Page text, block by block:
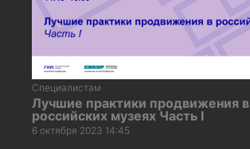
Специалистам
Лучшие практики продвижения в
российских музеях Часть I
6 октября 2023 14:45